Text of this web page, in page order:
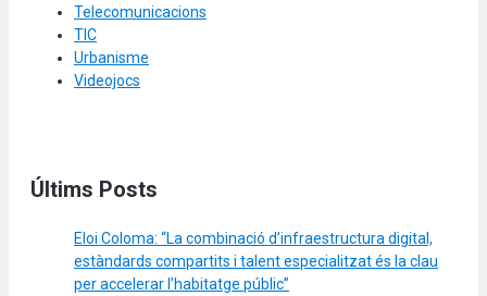
Telecomunicacions
TIC
Urbanisme
Videojocs
Últims Posts
Eloi Coloma: “La combinació d’infraestructura digital,
estàndards compartits i talent especialitzat és la clau
per accelerar l’habitatge públic”